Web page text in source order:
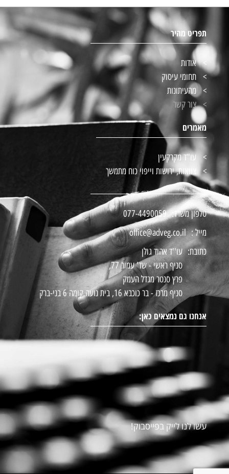
תפריט מהיר
אודות
תחומי עיסוק
מהעיתונות
צור קשר
מאמרים
עו"ד מקרקעין
צוואות, ירושות וייפוי כוח מתמשך
טלפון משרד: 077-4490059
מייל : office@adveg.co.il
כתובת: עו''ד אהוד גולן
סניף ראשי - שד' עמור 77,
פרץ סנטר מגדל העמק
סניף מרכז - בר כוכבא 16, בית נועה קומה 6 בני-ברק
אנחנו גם נמצאים כאן:
עשו לנו לייק בפייסבוק!